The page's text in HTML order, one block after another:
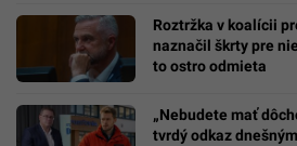
Roztržka v koalícii
naznačil škrty pre
to ostro odmieta
„Nebudete mať
tvrdý odkaz